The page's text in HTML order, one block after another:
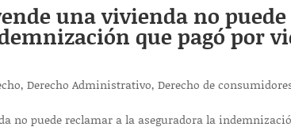
una vivienda no
que pagó por
,Derecho Administrativo,Derecho de
no puede reclamar a la aseguradora la